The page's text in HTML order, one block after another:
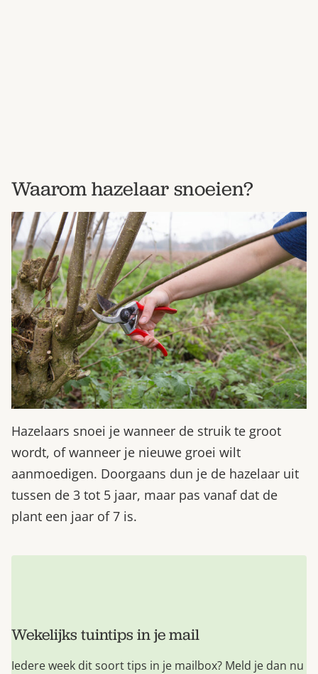
Waarom hazelaar snoeien?
Hazelaars snoei je wanneer de struik te groot
wordt, of wanneer je nieuwe groei wilt
aanmoedigen. Doorgaans dun je de hazelaar uit
tussen de 3 tot 5 jaar, maar pas vanaf dat de
plant een jaar of 7 is.
Wekelijks tuintips in je mail
Iedere week dit soort tips in je mailbox? Meld je dan nu